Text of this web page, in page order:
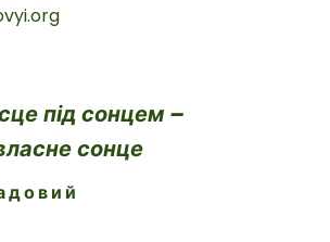
під сонцем –
сонце